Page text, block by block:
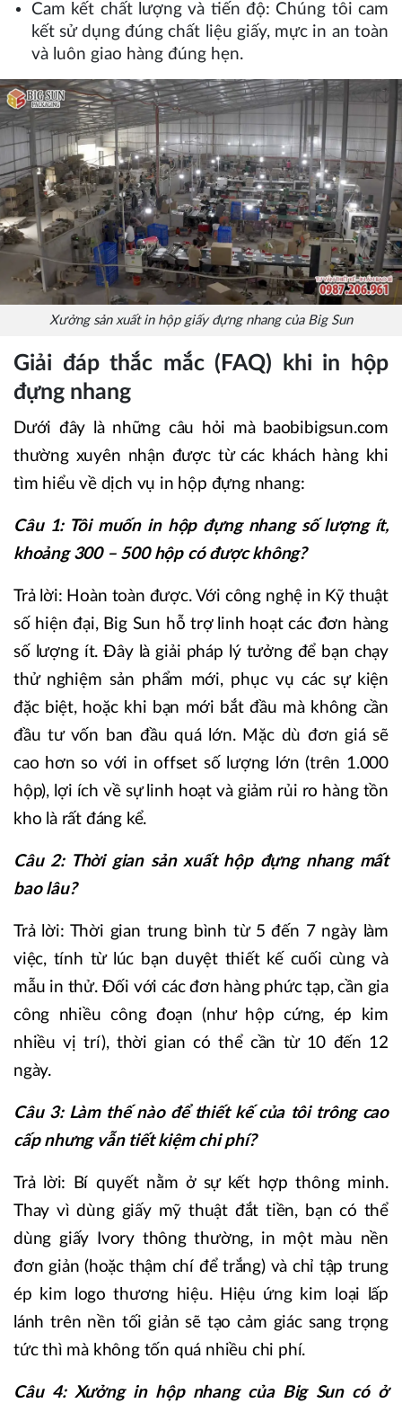
Cam kết chất lượng và tiến độ: Chúng tôi cam
kết sử dụng đúng chất liệu giấy, mực in an toàn
và luôn giao hàng đúng hẹn.
Xưởng sản xuất in hộp giấy đựng nhang của Big Sun
Giải đáp thắc mắc (FAQ) khi in hộp
đựng nhang
Dưới đây là những câu hỏi mà baobibigsun.com
thường xuyên nhận được từ các khách hàng khi
tìm hiểu về dịch vụ in hộp đựng nhang:
Câu 1: Tôi muốn in hộp đựng nhang số lượng ít,
khoảng 300 – 500 hộp có được không?
Trả lời: Hoàn toàn được. Với công nghệ in Kỹ thuật
số hiện đại, Big Sun hỗ trợ linh hoạt các đơn hàng
số lượng ít. Đây là giải pháp lý tưởng để bạn chạy
thử nghiệm sản phẩm mới, phục vụ các sự kiện
đặc biệt, hoặc khi bạn mới bắt đầu mà không cần
đầu tư vốn ban đầu quá lớn. Mặc dù đơn giá sẽ
cao hơn so với in offset số lượng lớn (trên 1.000
hộp), lợi ích về sự linh hoạt và giảm rủi ro hàng tồn
kho là rất đáng kể.
Câu 2: Thời gian sản xuất hộp đựng nhang mất
bao lâu?
Trả lời: Thời gian trung bình từ 5 đến 7 ngày làm
việc, tính từ lúc bạn duyệt thiết kế cuối cùng và
mẫu in thử. Đối với các đơn hàng phức tạp, cần gia
công nhiều công đoạn (như hộp cứng, ép kim
nhiều vị trí), thời gian có thể cần từ 10 đến 12
ngày.
Câu 3: Làm thế nào để thiết kế của tôi trông cao
cấp nhưng vẫn tiết kiệm chi phí?
Trả lời: Bí quyết nằm ở sự kết hợp thông minh.
Thay vì dùng giấy mỹ thuật đắt tiền, bạn có thể
dùng giấy Ivory thông thường, in một màu nền
đơn giản (hoặc thậm chí để trắng) và chỉ tập trung
ép kim logo thương hiệu. Hiệu ứng kim loại lấp
lánh trên nền tối giản sẽ tạo cảm giác sang trọng
tức thì mà không tốn quá nhiều chi phí.
Câu 4: Xưởng in hộp nhang của Big Sun có ở